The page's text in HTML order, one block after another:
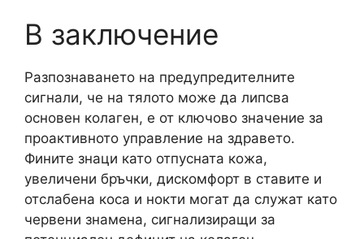
В заключение
Разпознаването на предупредителните
сигнали, че на тялото може да липсва
основен колаген, е от ключово значение за
проактивното управление на здравето.
Фините знаци като отпусната кожа,
увеличени бръчки, дискомфорт в ставите и
отслабена коса и нокти могат да служат като
червени знамена, сигнализиращи за